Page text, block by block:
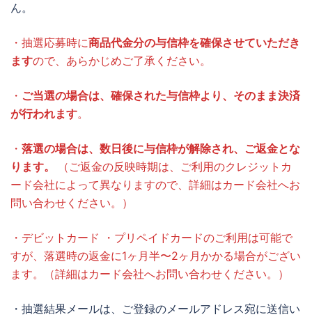
ん。
・抽選応募時に商品代金分の与信枠を確保させていただき
ますので、あらかじめご了承ください。
・ ご当選の場合は、確保された与信枠より、そのまま決済
が行われます。
・ 落選の場合は、数日後に与信枠が解除され、ご返金とな
ります。
（ご返金の反映時期は、ご利用のクレジットカ
ード会社によって異なりますので、詳細はカード会社へお
問い合わせください。）
・デビットカード ・プリペイドカードのご利用は可能で
すが、落選時の返金に1ヶ月半〜2ヶ月かかる場合がござい
ます。（詳細はカード会社へお問い合わせください。）
・抽選結果メールは、ご登録のメールアドレス宛に送信い